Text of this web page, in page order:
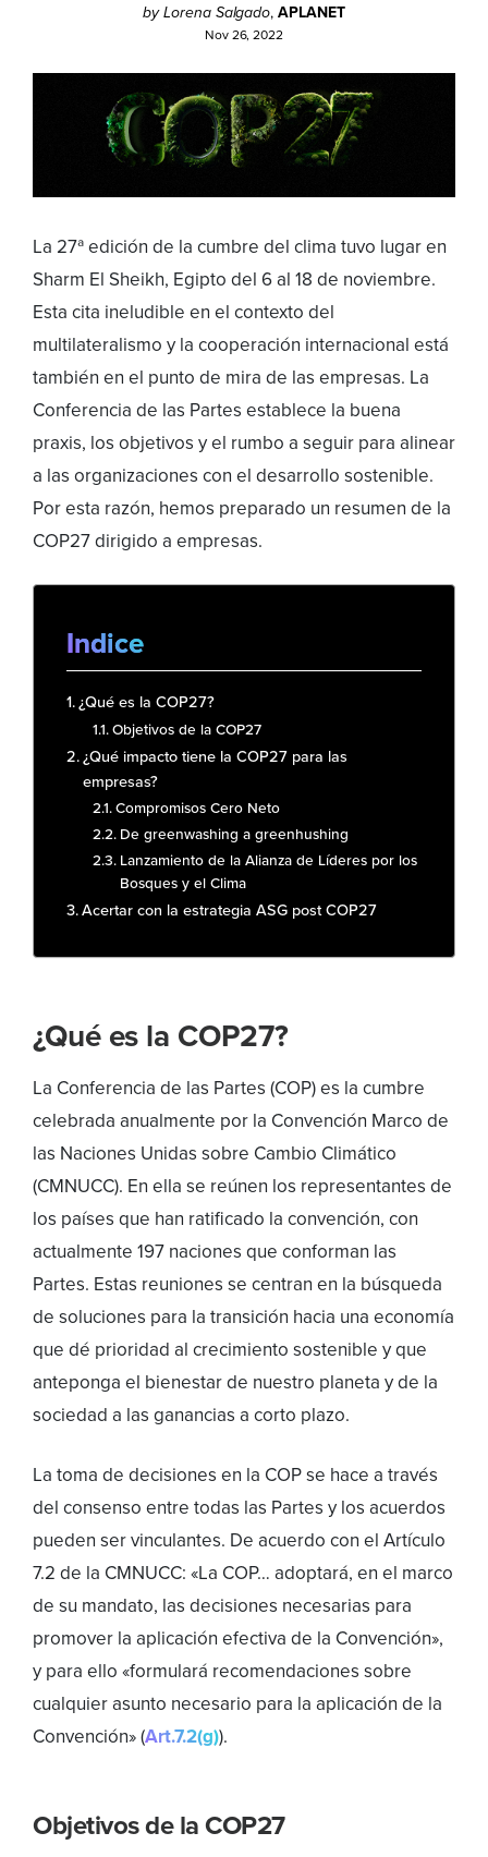
by Lorena Salgado,APLANET
Nov 26, 2022
La 27ª edición de la cumbre del clima tuvo lugar en
Sharm El Sheikh, Egipto del 6 al 18 de noviembre.
Esta cita ineludible en el contexto del
multilateralismo y la cooperación internacional está
también en el punto de mira de las empresas. La
Conferencia de las Partes establece la buena
praxis, los objetivos y el rumbo a seguir para alinear
a las organizaciones con el desarrollo sostenible.
Por esta razón, hemos preparado un resumen de la
COP27 dirigido a empresas.
Indice
¿Qué es la COP27?
Objetivos de la COP27
¿Qué impacto tiene la COP27 para las
empresas?
Compromisos Cero Neto
De greenwashing a greenhushing
Lanzamiento de la Alianza de Líderes por los
Bosques y el Clima
Acertar con la estrategia ASG post COP27
¿Qué es la COP27?
La Conferencia de las Partes (COP) es la cumbre
celebrada anualmente por la Convención Marco de
las Naciones Unidas sobre Cambio Climático
(CMNUCC). En ella se reúnen los representantes de
los países que han ratificado la convención, con
actualmente 197 naciones que conforman las
Partes. Estas reuniones se centran en la búsqueda
de soluciones para la transición hacia una economía
que dé prioridad al crecimiento sostenible y que
anteponga el bienestar de nuestro planeta y de la
sociedad a las ganancias a corto plazo.
La toma de decisiones en la COP se hace a través
del consenso entre todas las Partes y los acuerdos
pueden ser vinculantes. De acuerdo con el Artículo
7.2 de la CMNUCC: «La COP… adoptará, en el marco
de su mandato, las decisiones necesarias para
promover la aplicación efectiva de la Convención»,
y para ello «formulará recomendaciones sobre
cualquier asunto necesario para la aplicación de la
Convención» (Art.7.2(g)).
Objetivos de la COP27